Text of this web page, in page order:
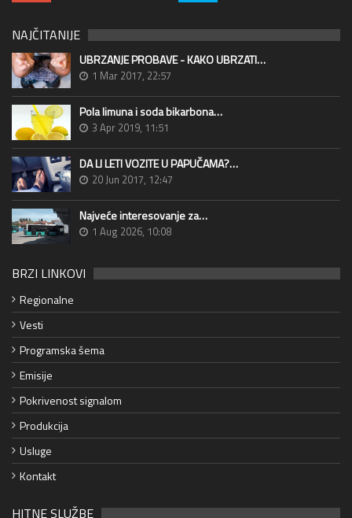
NAJČITANIJE
UBRZANJE PROBAVE - KAKO UBRZATI…
1 Mar 2017, 22:57
Pola limuna i soda bikarbona…
3 Apr 2019, 11:51
DA LI LETI VOZITE U PAPUČAMA?…
20 Jun 2017, 12:47
Najveće interesovanje za…
1 Aug 2026, 10:08
BRZI LINKOVI
Regionalne
Vesti
Programska šema
Emisije
Pokrivenost signalom
Produkcija
Usluge
Kontakt
HITNE SLUŽBE